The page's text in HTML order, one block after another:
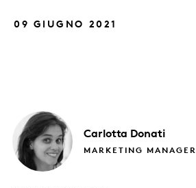
09 GIUGNO 2021
Carlotta Donati
MARKETING MANAGER